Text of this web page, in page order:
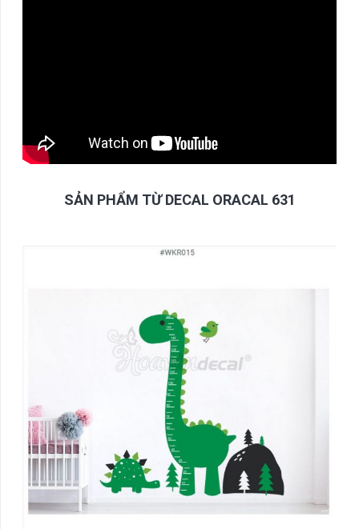
SẢN PHẨM TỪ DECAL ORACAL 631